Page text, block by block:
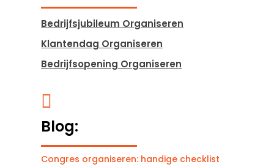
Bedrijfsjubileum Organiseren
Klantendag Organiseren
Bedrijfsopening Organiseren

Blog:
Congres organiseren: handige checklist